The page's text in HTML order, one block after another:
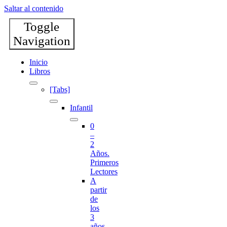
Saltar al contenido
Toggle
Navigation
Inicio
Libros
[Tabs]
Infantil
0
–
2
Años.
Primeros
Lectores
A
partir
de
los
3